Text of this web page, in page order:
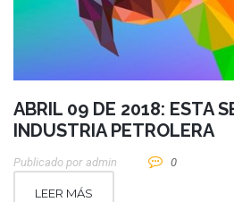
ABRIL 09 DE 2018: ESTA
INDUSTRIA PETROLERA
Publicado por Admin 0
LEER MÁS